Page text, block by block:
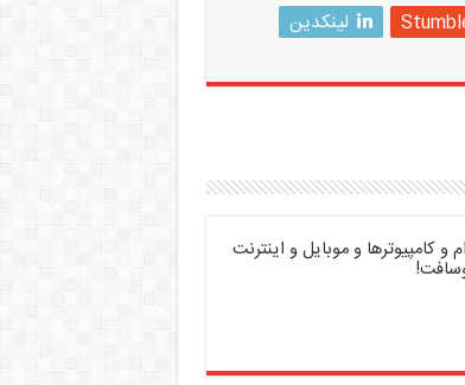
لینکدین
کامپیوترها و موبایل و اینترنت